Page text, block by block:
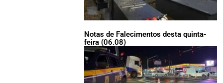
Notas de Falecimentos desta quinta-
feira (06.08)